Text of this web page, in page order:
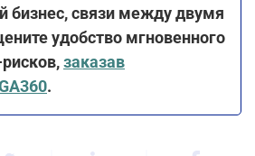
бизнес, связи между двумя
удобство мгновенного
заказав
.